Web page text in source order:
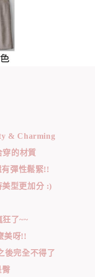
& Charming
穿的材質
彈性鬆緊!!
型更加分 :)
了~~
美呀!!
後完全不得了
臀